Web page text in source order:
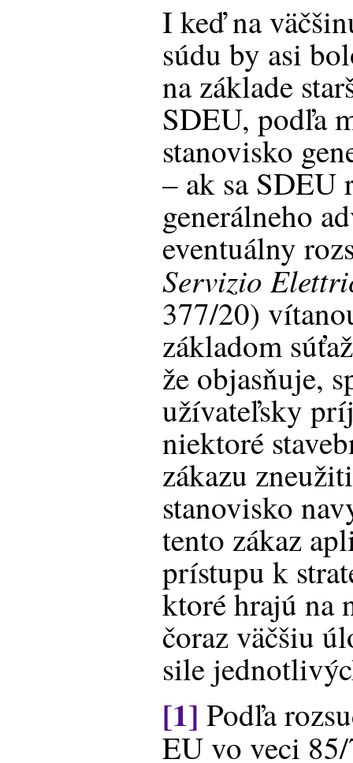
I keď na
súdu by asi
na základe
SDEU, podľa
stanovisko
– ak sa SDEU
generálneho
eventuálny
Servizio
377/20)
základom
že objasňuje,
užívateľsky
niektoré
zákazu
stanovisko
tento zákaz
prístupu k
ktoré hrajú na
čoraz väčšiu
sile
[1] Podľa
EU vo veci